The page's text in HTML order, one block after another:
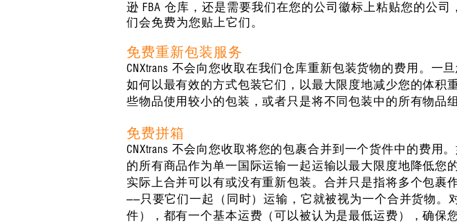
逊 FBA 仓库，还是需要我们在您的公司徽标上粘贴您的公
们会免费为您贴上它们。
免费重新包装服务
CNXtrans 不会向您收取在我们仓库重新包装货物的费用。
如何以最有效的方式包装它们，以最大限度地减少您的体
些物品使用较小的包装，或者只是将不同包装中的所有物品
免费拼箱
CNXtrans 不会向您收取将您的包裹合并到一个货件中的费
的所有商品作为单一国际运输一起运输以最大限度地降低您
实际上合并可以有或没有重新包装。合并只是指将多个包
——只要它们一起（同时）运输，它就被视为一个合并货物
件），都有一个基本运费（可以被认为是最低运费），确